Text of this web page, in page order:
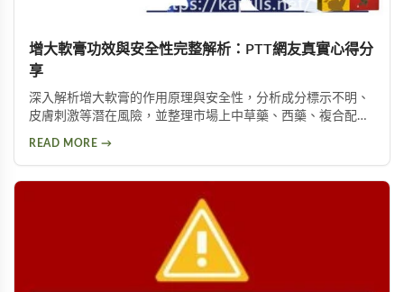
增大軟膏功效與安全性完整解析：PTT網友真實心得分
享
深入解析增大軟膏的作用原理與安全性，分析成分標示不明、
皮膚刺激等潛在風險，並整理市場上中草藥、西藥、複合配方
READ MORE →